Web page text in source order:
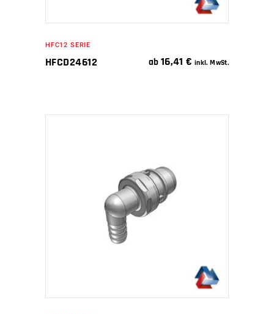
HFC12 SERIE
HFCD24612 ab 16,41€ inkl. MwSt.
IN DEN WARENKORB